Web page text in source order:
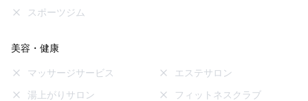
スポーツジム
美容・健康
マッサージサービス
エステサロン
湯上がりサロン
フィットネスクラブ